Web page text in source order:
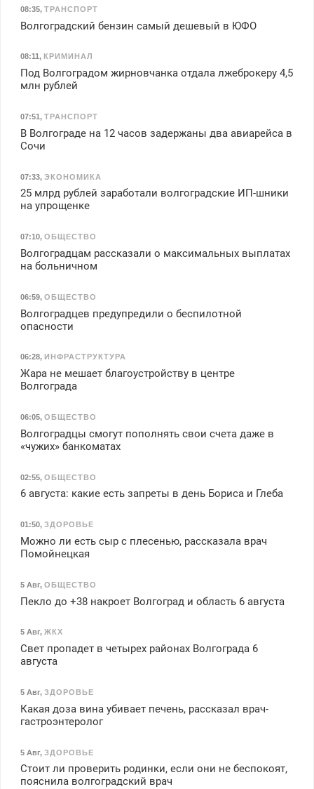
08:35, ТРАНСПОРТ
Волгоградский бензин самый дешевый в ЮФО
08:11 , КРИМИНАЛ
Под Волгоградом жирновчанка отдала лжеброкеру 4,5
млн рублей
07:51, ТРАНСПОРТ
В Волгограде на 12 часов задержаны два авиарейса в
Сочи
07:33, ЭКОНОМИКА
25 млрд рублей заработали волгоградские ИП-шники
на упрощенке
07:10, ОБЩЕСТВО
Волгоградцам рассказали о максимальных выплатах
на больничном
06:59, ОБЩЕСТВО
Волгоградцев предупредили о беспилотной
опасности
06:28, ИНФРАСТРУКТУРА
Жара не мешает благоустройству в центре
Волгограда
06:05, ОБЩЕСТВО
Волгоградцы смогут пополнять свои счета даже в
«чужих» банкоматах
02:55, ОБЩЕСТВО
6 августа: какие есть запреты в день Бориса и Глеба
01:50, ЗДОРОВЬЕ
Можно ли есть сыр с плесенью, рассказала врач
Помойнецкая
5 Авг, ОБЩЕСТВО
Пекло до +38 накроет Волгоград и область 6 августа
5 Авг, ЖКХ
Свет пропадет в четырех районах Волгограда 6
августа
5 Авг, ЗДОРОВЬЕ
Какая доза вина убивает печень, рассказал врач-
гастроэнтеролог
5 Авг, ЗДОРОВЬЕ
Стоит ли проверить родинки, если они не беспокоят,
пояснила волгоградский врач